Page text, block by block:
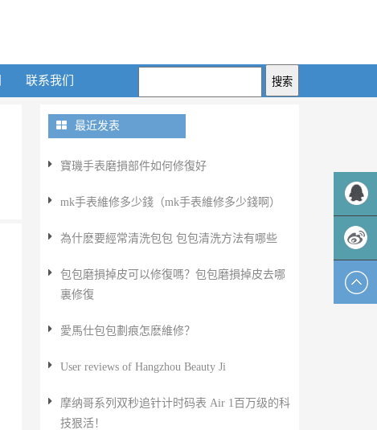
联系我们
最近发表
​寶璣手表磨損部件如何修復好
mk手表維修多少錢（mk手表維修多少錢啊）
為什麽要經常清洗包包 包包清洗方法有哪些
包包磨損掉皮可以修復嗎？包包磨損掉皮去哪
裏修復
​愛馬仕包包劃痕怎麽維修？
User reviews of Hangzhou Beauty Ji
摩纳哥系列双秒追针计时码表 Air 1百万级的科
技狠活！
QQ客服
新浪微